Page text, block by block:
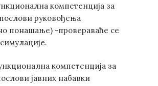
компетенција за
руковођења
понашање) -провераваће се
компетенција за
јавних набавки